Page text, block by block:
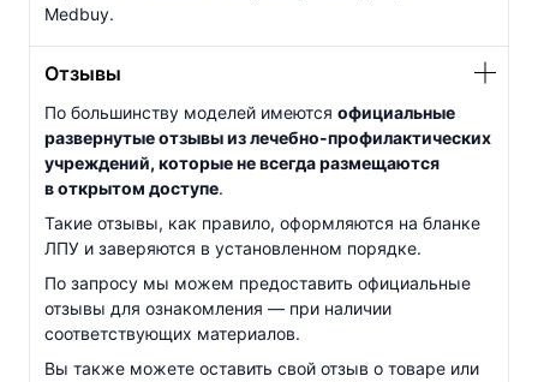
Medbuy.
Отзывы
По большинству моделей имеются официальные
развернутые отзывы излечебно-профилактических
учреждений, которые не всегда размещаются
в открытом доступе.
Такие отзывы, как правило, оформляются на бланке
ЛПУ и заверяются в установленном порядке.
По запросу мы можем предоставить официальные
отзывы для ознакомления — при наличии
соответствующих материалов.
Вы также можете оставить свой отзыв о товаре или